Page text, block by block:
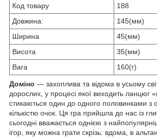
Код товару
188
Довжина:
145(мм)
Ширина
45(мм)
Висота
35(мм)
Вага
160(г)
Доміно — захоплива та відома в усьому
дорослих, у процесі якої виходить ланцюг
стикаються один до одного половинками з
кількістю очок. Ця гра прийшла до нас із
сьогодні вважається однією з
ігор, яку можна грати скрізь: вдома, в